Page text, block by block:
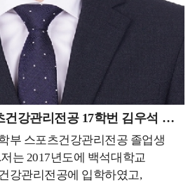
준비과정은 걱정과 달리 간단히
도 아무런 정보가 없다 보니
학교별로 정보를 먼저 전달 받은
서(+수학계획서), 이력서,
성 후 번역하여 지원했습니다.
공인영어점수는 영국 대학들 같은
까지 제출을 하면 됐기에 두려움
비싼 미국이 아닌 영국도 좋은
습니다. - 현재 하고 있는 일 또는
을 자유롭게 기술해 주세요. -진학
스포츠과학부 스포츠건강관리전공 17학번 김우석 동문
부 스포츠건강관리전공 졸업생
는 2017년도에 백석대학교
강관리전공에 입학하였고,